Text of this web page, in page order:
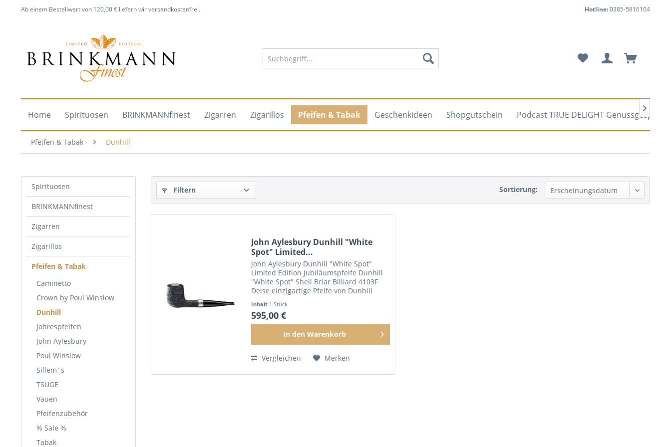
Ab einem Bestellwert von 120,00 € liefern wir versandkostenfrei. Hotline:0385-5816104
Home Spirituosen BRINKMANNfinest Zigarren Zigarillos Pfeifen & Tabak Geschenkideen Shopgutschein Podcast TRUE DELIGHT

Pfeifen & Tabak Dunhill
Spirituosen
BRINKMANNfinest
Zigarren
Zigarillos
Pfeifen & Tabak
Caminetto
Crown by Poul Winslow
Dunhill
Jahrespfeifen
John Aylesbury
Poul Winslow
Sillem´s
TSUGE
Vauen
Pfeifenzubehör
% Sale %
Tabak
Filtern Sortierung:
John Aylesbury Dunhill "White
Spot" Limited...
John Aylesbury Dunhill "White Spot"
Limited Edition Jubiläumspfeife Dunhill
"White Spot" Shell Briar Billiard 4103F
Deise einzigartige Pfeife von Dunhill
übertreffen. Die Oberflache wurde
sorgsam...
Inhalt 1 Stück
595,00 €
In den Warenkorb
Vergleichen Merken